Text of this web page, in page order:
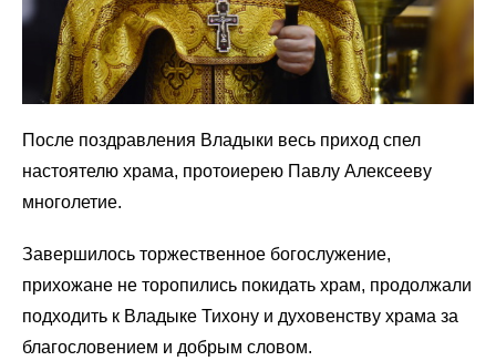
После поздравления Владыки весь приход спел
настоятелю храма, протоиерею Павлу Алексееву
многолетие.
Завершилось торжественное богослужение,
прихожане не торопились покидать храм, продолжали
подходить к Владыке Тихону и духовенству храма за
благословением и добрым словом.